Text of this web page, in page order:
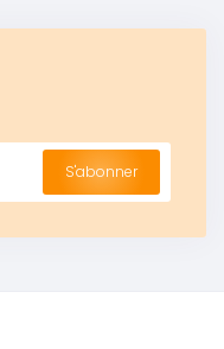
S'abonner